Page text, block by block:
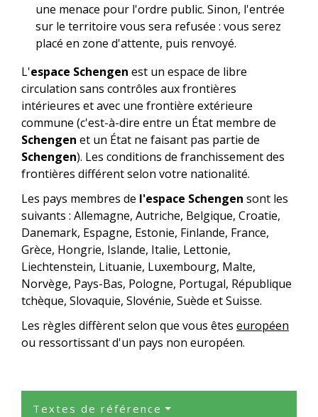
une menace pour l'ordre public. Sinon, l'entrée
sur le territoire vous sera refusée : vous serez
placé en zone d'attente, puis renvoyé.
L'espace Schengen est un espace de libre
circulation sans contrôles aux frontières
intérieures et avec une frontière extérieure
commune (c'est-à-dire entre un État membre de
Schengen et un État ne faisant pas partie de
Schengen). Les conditions de franchissement des
frontières différent selon votre nationalité.
Les pays membres de l'espace Schengen sont les
suivants : Allemagne, Autriche, Belgique, Croatie,
Danemark, Espagne, Estonie, Finlande, France,
Grèce, Hongrie, Islande, Italie, Lettonie,
Liechtenstein, Lituanie, Luxembourg, Malte,
Norvège, Pays-Bas, Pologne, Portugal, République
tchèque, Slovaquie, Slovénie, Suède et Suisse.
Les règles diffèrent selon que vous êtes européen
ou ressortissant d'un pays non européen.
Textes de référence